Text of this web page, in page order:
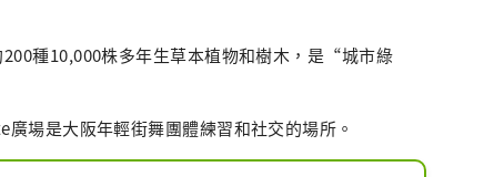
種10,000株多年生草本植物和樹木，是“城市綠
場是大阪年輕街舞團體練習和社交的場所。